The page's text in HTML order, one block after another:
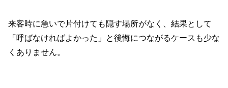
来客時に急いで片付けても隠す場所がなく、結果として
「呼ばなければよかった」と後悔につながるケースも少な
くありません。